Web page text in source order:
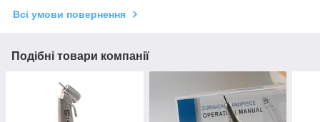
Всі умови повернення
Подібні товари компанії